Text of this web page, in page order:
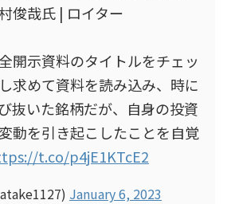
俊哉氏 | ロイター
開示資料のタイトルをチェッ
求めて資料を読み込み、時に
抜いた銘柄だが、自身の投資
動を引き起こしたことを自覚
t.co/p4jE1KTcE2
January 6, 2023